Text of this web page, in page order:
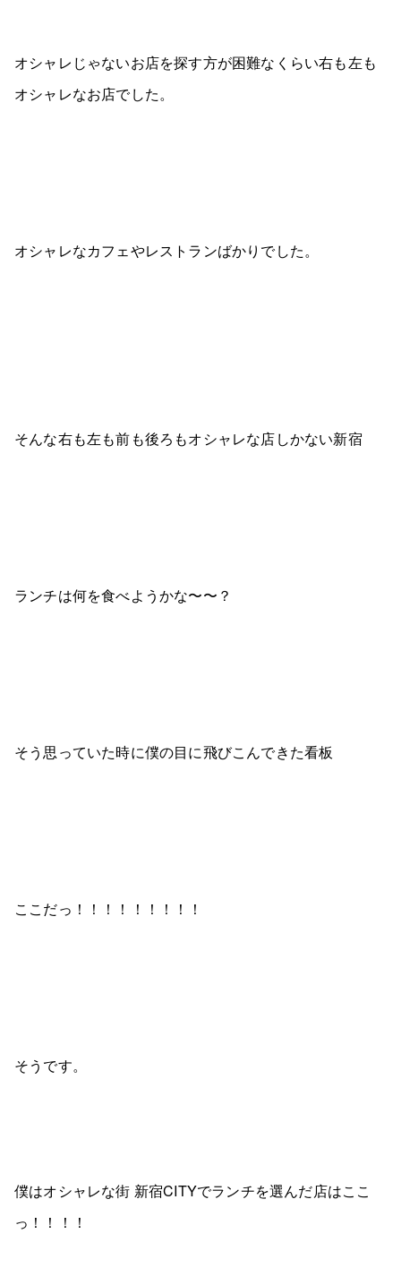
オシャレじゃないお店を探す方が困難なくらい右も左も
オシャレなお店でした。
オシャレなカフェやレストランばかりでした。
そんな右も左も前も後ろもオシャレな店しかない新宿
ランチは何を食べようかな〜〜？
そう思っていた時に僕の目に飛びこんできた看板
ここだっ！！！！！！！！！
そうです。
僕はオシャレな街 新宿CITYでランチを選んだ店はここ
っ！！！！